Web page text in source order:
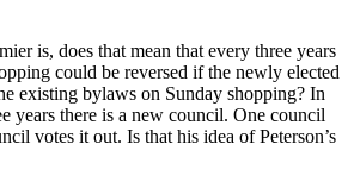
is, does that mean that every three years
could be reversed if the newly elected
existing bylaws on Sunday shopping? In
years there is a new council. One council
votes it out. Is that his idea of Peterson’s